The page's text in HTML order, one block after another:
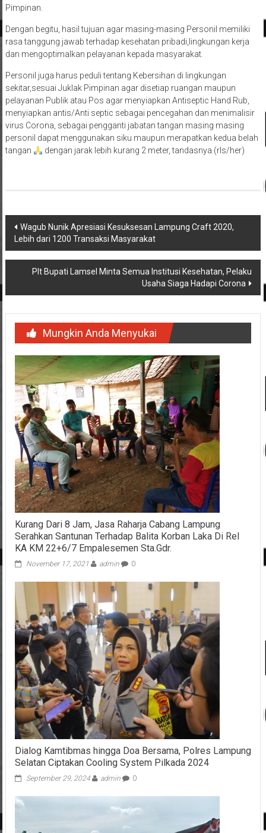
Pimpinan.
Dengan begitu, hasil tujuan agar masing-masing Personil memiliki
rasa tanggung jawab terhadap kesehatan pribadi,lingkungan kerja
dan mengoptimalkan pelayanan kepada masyarakat.
Personil juga harus peduli tentang Kebersihan di lingkungan
sekitar,sesuai Juklak Pimpinan agar disetiap ruangan maupun
pelayanan Publik atau Pos agar menyiapkan Antiseptic Hand Rub,
menyiapkan antis/Anti septic sebagai pencegahan dan menimalisir
virus Corona, sebagai pengganti jabatan tangan masing masing
personil dapat menggunakan siku maupun merapatkan kedua belah
tangan
dengan jarak lebih kurang 2 meter, tandasnya.(rls/her)
Navigasi
pos
Wagub Nunik Apresiasi Kesuksesan Lampung Craft 2020,
Lebih dari 1200 Transaksi Masyarakat
Plt Bupati Lamsel Minta Semua Institusi Kesehatan, Pelaku
Usaha Siaga Hadapi Corona
Mungkin Anda Menyukai
Kurang Dari 8 Jam, Jasa Raharja Cabang Lampung
Serahkan Santunan Terhadap Balita Korban Laka Di Rel
KA KM 22+6/7 Empalesemen Sta.Gdr.
November 17, 2021 admin 0
Dialog Kamtibmas hingga Doa Bersama, Polres Lampung
Selatan Ciptakan Cooling System Pilkada 2024
September 29, 2024 admin 0